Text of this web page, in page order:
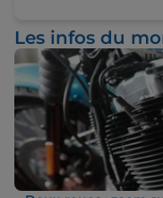
Les infos du